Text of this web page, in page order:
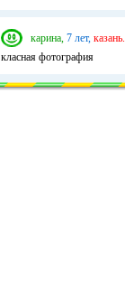
карина, 7 лет, казань.
класная фотография